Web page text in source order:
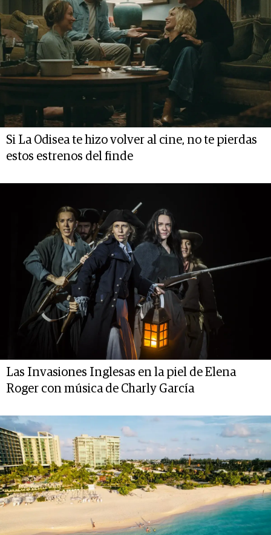
Si La Odisea te hizo volver al cine, no te pierdas
estos estrenos del finde
Las Invasiones Inglesas en la piel de Elena
Roger con música de Charly García